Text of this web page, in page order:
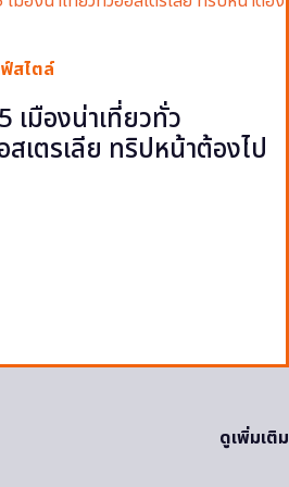
สไตล์
เมืองน่าเที่ยวทั่ว
สเตรเลีย ทริปหน้าต้องไป
ดูเพิ่มเติม